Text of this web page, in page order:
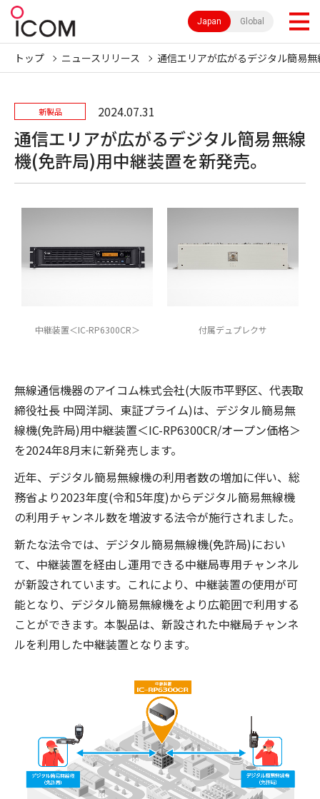
Japan Global
トップ ニュースリリース 通信エリアが広がるデジタル簡易
新製品 2024.07.31
通信エリアが広がるデジタル簡易無線
機(免許局)用中継装置を新発売。
中継装置＜IC-RP6300CR＞ 付属デュプレクサ
無線通信機器のアイコム株式会社(大阪市平野区、代表取
締役社長 中岡洋詞、東証プライム)は、デジタル簡易無
線機(免許局)用中継装置＜IC-RP6300CR/オープン価格＞
を2024年8月末に新発売します。
近年、デジタル簡易無線機の利用者数の増加に伴い、総
務省より2023年度(令和5年度)からデジタル簡易無線機
の利用チャンネル数を増波する法令が施行されました。
新たな法令では、デジタル簡易無線機(免許局)におい
て、中継装置を経由し運用できる中継局専用チャンネル
が新設されています。これにより、中継装置の使用が可
能となり、デジタル簡易無線機をより広範囲で利用する
ことができます。本製品は、新設された中継局チャンネ
ルを利用した中継装置となります。